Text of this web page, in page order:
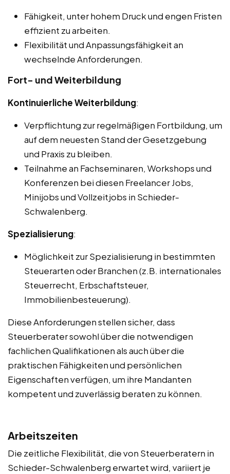
Fähigkeit, unter hohem Druck und engen Fristen
effizient zu arbeiten.
Flexibilität und Anpassungsfähigkeit an
wechselnde Anforderungen.
Fort- und Weiterbildung
Kontinuierliche Weiterbildung:
Verpflichtung zur regelmäßigen Fortbildung, um
auf dem neuesten Stand der Gesetzgebung
und Praxis zu bleiben.
Teilnahme an Fachseminaren, Workshops und
Konferenzen bei diesen Freelancer Jobs,
Minijobs und Vollzeitjobs in Schieder-
Schwalenberg.
Spezialisierung:
Möglichkeit zur Spezialisierung in bestimmten
Steuerarten oder Branchen (z.B. internationales
Steuerrecht, Erbschaftsteuer,
Immobilienbesteuerung).
Diese Anforderungen stellen sicher, dass
Steuerberater sowohl über die notwendigen
fachlichen Qualifikationen als auch über die
praktischen Fähigkeiten und persönlichen
Eigenschaften verfügen, um ihre Mandanten
kompetent und zuverlässig beraten zu können.
Arbeitszeiten
Die zeitliche Flexibilität, die von Steuerberatern in
Schieder-Schwalenberg erwartet wird, variiert je